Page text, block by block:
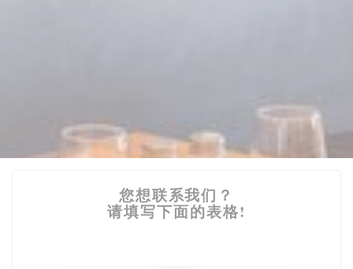
您想联系我们？
请填写下面的表格!